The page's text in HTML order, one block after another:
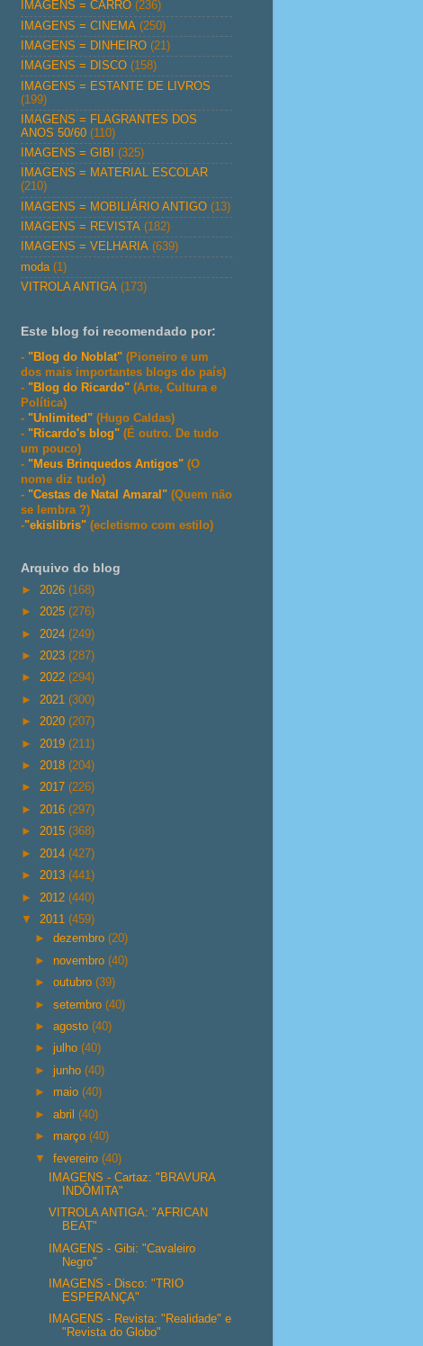
IMAGENS = CARRO (236)
IMAGENS = CINEMA (250)
IMAGENS = DINHEIRO (21)
IMAGENS = DISCO (158)
IMAGENS = ESTANTE DE LIVROS
(199)
IMAGENS = FLAGRANTES DOS
ANOS 50/60 (110)
IMAGENS = GIBI
(325)
IMAGENS = MATERIAL ESCOLAR
(210)
IMAGENS = MOBILIÁRIO ANTIGO (13)
IMAGENS = REVISTA (182)
IMAGENS = VELHARIA (639)
moda (1)
VITROLA ANTIGA (173)
Este blog foi recomendado por:
- "Blog do Noblat" (Pioneiro e um
dos mais importantes blogs do país)
- "Blog do Ricardo" (Arte, Cultura e
Política)
- "Unlimited" (Hugo Caldas)
- "Ricardo's blog" (É outro. De tudo
um pouco)
- "Meus Brinquedos Antigos" (O
nome diz tudo)
- "Cestas de Natal Amaral" (Quem não
se lembra ?)
-"ekislibris" (ecletismo com estilo)
Arquivo do blog
► 2026 (168)
► 2025 (276)
► 2024 (249)
► 2023 (287)
► 2022 (294)
► 2021 (300)
► 2020 (207)
► 2019 (211)
► 2018 (204)
► 2017 (226)
► 2016 (297)
► 2015 (368)
► 2014 (427)
► 2013 (441)
► 2012 (440)
▼ 2011 (459)
►dezembro(20)
► novembro(40)
►outubro(39)
►setembro(40)
►agosto(40)
►julho(40)
►junho(40)
► maio(40)
►abril(40)
► março(40)
▼fevereiro(40)
IMAGENS - Cartaz: "BRAVURA
INDÔMITA"
VITROLA ANTIGA: "AFRICAN
BEAT"
IMAGENS - Gibi: "Cavaleiro
Negro"
IMAGENS - Disco: "TRIO
ESPERANÇA"
IMAGENS - Revista: "Realidade" e
"Revista do Globo"